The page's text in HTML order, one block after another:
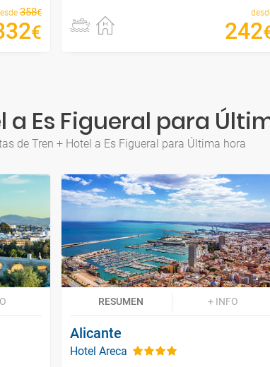
358€
€ 242
a Es Figueral para
de Tren + Hotel a Es Figueral para Última hora
RESUMEN + INFO
Alicante
Hotel Areca